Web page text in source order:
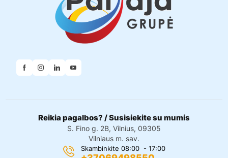
Reikia pagalbos? / Susisiekite su mumis
S. Fino g. 2B, Vilnius, 09305
Vilniaus m. sav.
Skambinkite 08:00 - 17:00